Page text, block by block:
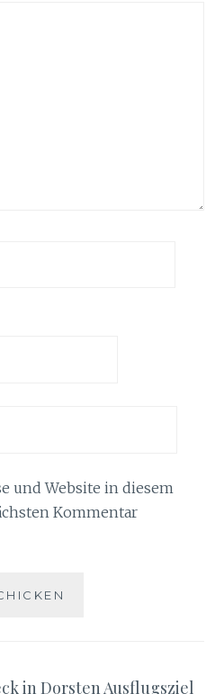
und Website in diesem
Kommentar
in Dorsten Ausflugsziel